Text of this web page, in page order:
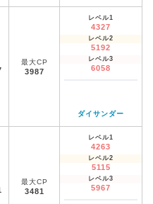
最大CP
3987
レベル1
4327
レベル2
5192
レベル3
6058
ダイサンダー
最大CP
3481
レベル1
4263
レベル2
5115
レベル3
5967